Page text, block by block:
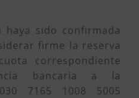
haya sido confirmada
firme la reserva
correspondiente
bancaria a la
7165 1008 5005